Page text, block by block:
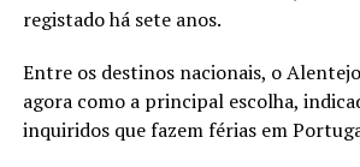
registado há sete anos.
Entre os destinos nacionais, o
agora como a principal escolha,
inquiridos que fazem férias em